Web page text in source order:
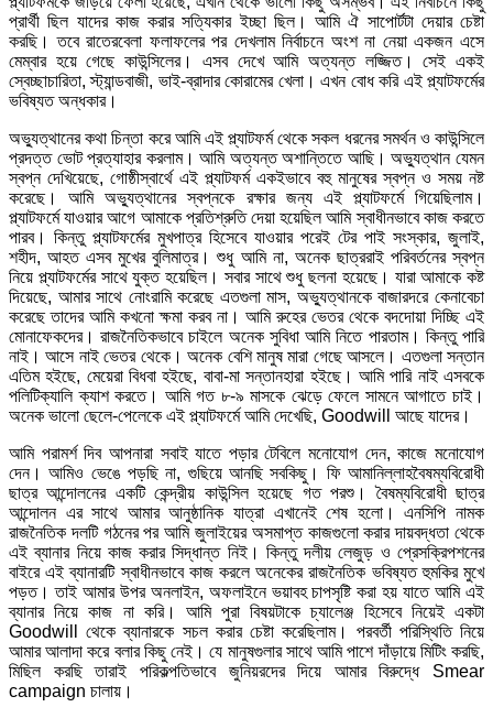
প্রার্থী ছিল যাদের কাজ করার সত্যিকার ইচ্ছা ছিল। আমি ঐ সাপোর্টটা দেয়ার চেষ্টা
করছি। তবে রাতেরবেলা ফলাফলের পর দেখলাম নির্বাচনে অংশ না নেয়া একজন এসে
মেম্বার হয়ে গেছে কাউন্সিলের। এসব দেখে আমি অত্যন্ত লজ্জিত। সেই একই
স্বেচ্ছাচারিতা, স্ট্যান্ডবাজী, ভাই-ব্রাদার কোরামের খেলা। এখন বোধ করি এই প্ল্যাটফর্মের
ভবিষ্যত অন্ধকার।
অভ্যুত্থানের কথা চিন্তা করে আমি এই প্ল্যাটফর্ম থেকে সকল ধরনের সমর্থন ও কাউন্সিলে
প্রদত্ত ভোট প্রত্যাহার করলাম। আমি অত্যন্ত অশান্তিতে আছি। অভ্যুত্থান যেমন
স্বপ্ন দেখিয়েছে, গোষ্ঠীস্বার্থে এই প্ল্যাটফর্ম একইভাবে বহু মানুষের স্বপ্ন ও সময় নষ্ট
করেছে। আমি অভ্যুত্থানের স্বপ্নকে রক্ষার জন্য এই প্ল্যাটফর্মে গিয়েছিলাম।
প্ল্যাটফর্মে যাওয়ার আগে আমাকে প্রতিশ্রুতি দেয়া হয়েছিল আমি স্বাধীনভাবে কাজ করতে
পারব। কিন্তু প্ল্যাটফর্মের মুখপাত্র হিসেবে যাওয়ার পরেই টের পাই সংস্কার, জুলাই,
শহীদ, আহত এসব মুখের বুলিমাত্র। শুধু আমি না, অনেক ছাত্ররাই পরিবর্তনের স্বপ্ন
নিয়ে প্ল্যাটফর্মের সাথে যুক্ত হয়েছিল। সবার সাথে শুধু ছলনা হয়েছে। যারা আমাকে কষ্ট
দিয়েছে, আমার সাথে নোংরামি করেছে এতগুলা মাস, অভ্যুত্থানকে বাজারদরে কেনাবেচা
করেছে তাদের আমি কখনো ক্ষমা করব না। আমি রুহের ভেতর থেকে বদদোয়া দিচ্ছি এই
মোনাফেকদের। রাজনৈতিকভাবে চাইলে অনেক সুবিধা আমি নিতে পারতাম। কিন্তু পারি
নাই। আসে নাই ভেতর থেকে। অনেক বেশি মানুষ মারা গেছে আসলে। এতগুলা সন্তান
এতিম হইছে, মেয়েরা বিধবা হইছে, বাবা-মা সন্তানহারা হইছে। আমি পারি নাই এসবকে
পলিটিক্যালি ক্যাশ করতে। আমি গত ৮-৯ মাসকে ঝেড়ে ফেলে সামনে আগাতে চাই।
অনেক ভালো ছেলে-পেলেকে এই প্ল্যাটফর্মে আমি দেখেছি, Goodwill আছে যাদের।
আমি পরামর্শ দিব আপনারা সবাই যাতে পড়ার টেবিলে মনোযোগ দেন, কাজে মনোযোগ
দেন। আমিও ভেঙে পড়ছি না, গুছিয়ে আনছি সবকিছু। ফি আমানিল্লাহবৈষম্যবিরোধী
ছাত্র আন্দোলনের একটি কেন্দ্রীয় কাউন্সিল হয়েছে গত পরশু। বৈষম্যবিরোধী ছাত্র
আন্দোলন এর সাথে আমার আনুষ্ঠানিক যাত্রা এখানেই শেষ হলো। এনসিপি নামক
রাজনৈতিক দলটি গঠনের পর আমি জুলাইয়ের অসমাপ্ত কাজগুলো করার দায়বদ্ধতা থেকে
এই ব্যানার নিয়ে কাজ করার সিদ্ধান্ত নিই। কিন্তু দলীয় লেজুড় ও প্রেসক্রিপশনের
বাইরে এই ব্যানারটি স্বাধীনভাবে কাজ করলে অনেকের রাজনৈতিক ভবিষ্যত হুমকির মুখে
পড়ত। তাই আমার উপর অনলাইন, অফলাইনে ভয়াবহ চাপসৃষ্টি করা হয় যাতে আমি এই
ব্যানার নিয়ে কাজ না করি। আমি পুরা বিষয়টাকে চ্যালেঞ্জ হিসেবে নিয়েই একটা
Goodwill থেকে ব্যানারকে সচল করার চেষ্টা করেছিলাম। পরবর্তী পরিস্থিতি নিয়ে
আমার আলাদা করে বলার কিছু নেই। যে মানুষগুলার সাথে আমি পাশে দাঁড়ায়ে মিটিং করছি,
মিছিল করছি তারাই পরিকল্পতিভাবে জুনিয়রদের দিয়ে আমার বিরুদ্ধে Smear
campaign চালায়।